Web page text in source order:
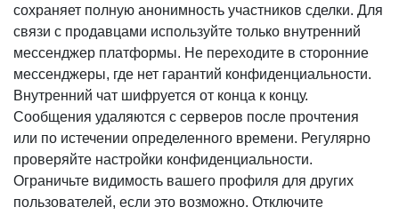
сохраняет полную анонимность участников сделки. Для
связи с продавцами используйте только внутренний
мессенджер платформы. Не переходите в сторонние
мессенджеры, где нет гарантий конфиденциальности.
Внутренний чат шифруется от конца к концу.
Сообщения удаляются с серверов после прочтения
или по истечении определенного времени. Регулярно
проверяйте настройки конфиденциальности.
Ограничьте видимость вашего профиля для других
пользователей, если это возможно. Отключите